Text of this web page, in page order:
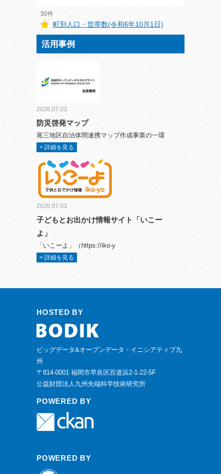
30件
町別人口・世帯数(令和6年10月1日)
活用事例
2026.07.03
防災啓発マップ
尾三地区自治体間連携マップ作成事業の一環
> 詳細を見る
2026.07.03
子どもとお出かけ情報サイト「いこー
よ」
「いこーよ」（https://iko-y
> 詳細を見る
HOSTED BY
ビッグデータ&オープンデータ・イニシアティブ九
州
〒814-0001 福岡市早良区百道浜2-1-22-5F
公益財団法人九州先端科学技術研究所
POWERED BY
POWERED BY